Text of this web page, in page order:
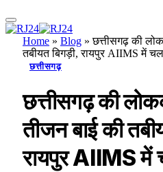
Home » Blog »छत्तीसगढ़ की
तबीयत बिगड़ी, रायपुर AIIMS में
छत्तीसगढ़
छत्तीसगढ़ की
तीजन बाई की
रायपुर AIIMS में